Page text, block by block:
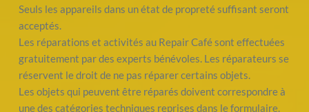
Seuls les appareils dans un état de propreté suffisant seront
acceptés.
Les réparations et activités au Repair Café sont effectuées
gratuitement par des experts bénévoles. Les réparateurs se
réservent le droit de ne pas réparer certains objets.
Les objets qui peuvent être réparés doivent correspondre à
une des catégories techniques reprises dans le formulaire.